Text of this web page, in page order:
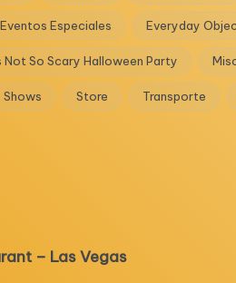
Eventos Especiales Everyday
Not So Scary Halloween Party
Shows Store Transporte
– Las Vegas